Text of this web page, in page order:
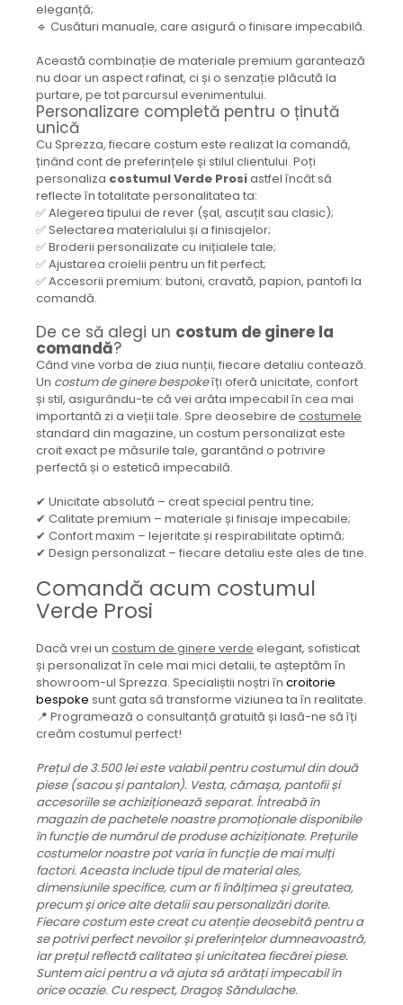
eleganță;
🔹 Cusături manuale, care asigură o finisare impecabilă.
Această combinație de materiale premium garantează
nu doar un aspect rafinat, ci și o senzație plăcută la
purtare, pe tot parcursul evenimentului.
Personalizare completă pentru o ținută
unică
Cu Sprezza, fiecare costum este realizat la comandă,
ținând cont de preferințele și stilul clientului. Poți
personaliza costumul Verde Prosiastfel încât să
reflecte în totalitate personalitatea ta:
✅ Alegerea tipului de rever (șal, ascuțit sau clasic);
✅ Selectarea materialului și a finisajelor;
✅ Broderii personalizate cu inițialele tale;
✅ Ajustarea croielii pentru un fit perfect;
✅ Accesorii premium: butoni, cravată, papion, pantofi la
comandă.
De ce să alegi un costum de ginere la
comandă?
Când vine vorba de ziua nunții, fiecare detaliu contează.
Un costum de ginere bespokeîți oferă unicitate, confort
și stil, asigurându-te că vei arăta impecabil în cea mai
importantă zi a vieții tale. Spre deosebire de costumele
standard din magazine, un costum personalizat este
croit exact pe măsurile tale, garantând o potrivire
perfectă și o estetică impecabilă.
✔ Unicitate absolută – creat special pentru tine;
✔ Calitate premium – materiale și finisaje impecabile;
✔ Confort maxim – lejeritate și respirabilitate optimă;
✔ Design personalizat – fiecare detaliu este ales de tine.
Comandă acum costumul
Verde Prosi
Dacă vrei un costum de ginere verde elegant, sofisticat
și personalizat în cele mai mici detalii, te așteptăm în
showroom-ul Sprezza. Specialiștii noștri în croitorie
bespoke sunt gata să transforme viziunea ta în realitate.
📍 Programează o consultanță gratuită și lasă-ne să îți
creăm costumul perfect!
Prețul de 3.500 lei este valabil pentru costumul din două
piese (sacou și pantalon). Vesta, cămașa, pantofii și
accesoriile se achiziționează separat. Întreabă în
magazin de pachetele noastre promoționale disponibile
în funcție de numărul de produse achiziționate. Prețurile
costumelor noastre pot varia în funcție de mai mulți
factori. Aceasta include tipul de material ales,
dimensiunile specifice, cum ar fi înălțimea și greutatea,
precum și orice alte detalii sau personalizări dorite.
Fiecare costum este creat cu atenție deosebită pentru a
se potrivi perfect nevoilor și preferințelor dumneavoastră,
iar prețul reflectă calitatea și unicitatea fiecărei piese.
Suntem aici pentru a vă ajuta să arătați impecabil în
orice ocazie. Cu respect, Dragoș Săndulache.